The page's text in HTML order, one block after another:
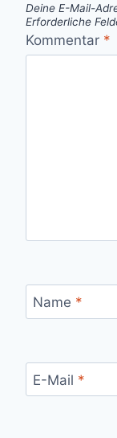
Deine E-Mail-
Erforderliche
Kommentar *
Name *
E-Mail *